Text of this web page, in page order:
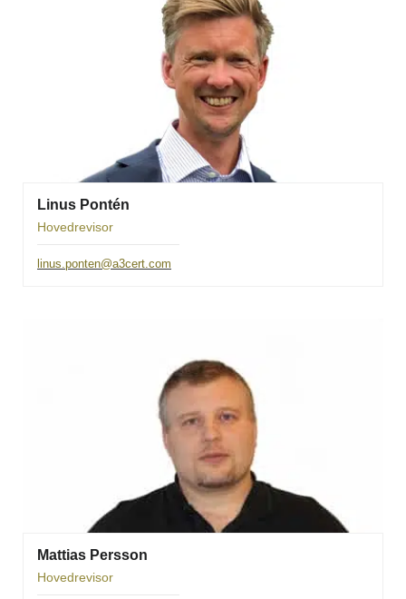
Linus Pontén
Hovedrevisor
linus.ponten@a3cert.com
Mattias Persson
Hovedrevisor